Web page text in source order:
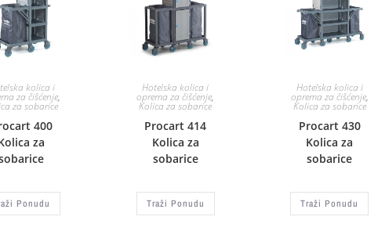
kolica i
za čišćenje,
za sobarice
400
za
Ponudu
Hotelska kolica i
oprema za čišćenje,
Kolica za sobarice
Procart 414
Kolica za
sobarice
Traži Ponudu
Hotelska kolica i
oprema za čišćenje,
Kolica za sobarice
Procart 430
Kolica za
sobarice
Traži Ponudu